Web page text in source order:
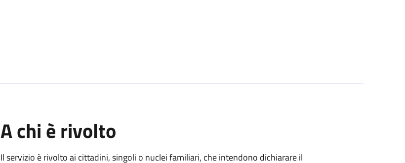
A chi è rivolto
Il servizio è rivolto ai cittadini, singoli o nuclei familiari, che intendono dichiarare il